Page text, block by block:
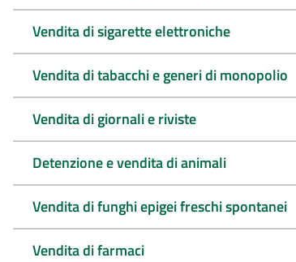
Vendita di sigarette elettroniche
Vendita di tabacchi e generi di monopolio
Vendita di giornali e riviste
Detenzione e vendita di animali
Vendita di funghi epigei freschi spontanei
Vendita di farmaci